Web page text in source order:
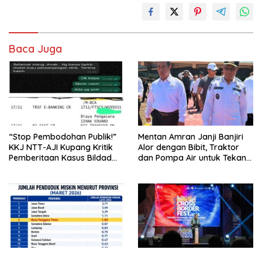
Baca Juga
“Stop Pembodohan Publik!”
KKJ NTT-AJI Kupang Kritik
Pemberitaan Kasus Bildad
Mentan Amran Janji Banjiri
Alor dengan Bibit, Traktor
dan Pompa Air untuk Tekan